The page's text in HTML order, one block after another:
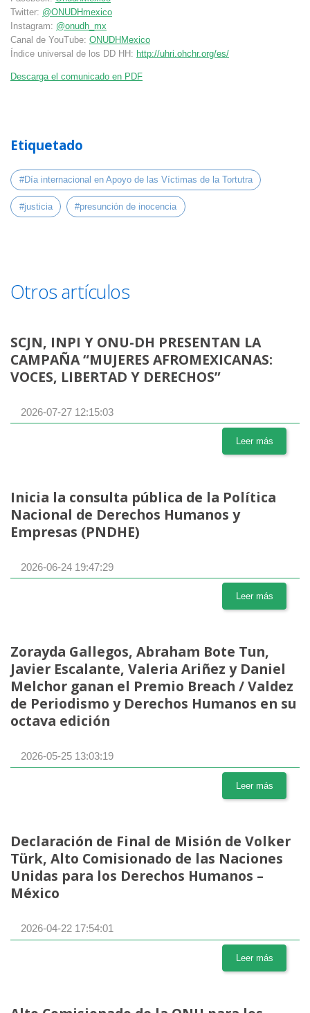
Twitter: @ONUDHmexico
Instagram: @onudh_mx
Canal de YouTube: ONUDHMexico
Índice universal de los DD HH: http://uhri.ohchr.org/es/
Descarga el comunicado en PDF
Etiquetado
#Día internacional en Apoyo de las Víctimas de la Tortutra
#justicia #presunción de inocencia
Otros artículos
SCJN, INPI Y ONU-DH PRESENTAN LA
CAMPAÑA “MUJERES AFROMEXICANAS:
VOCES, LIBERTAD Y DERECHOS”
2026-07-27 12:15:03
Leer más
Inicia la consulta pública de la Política
Nacional de Derechos Humanos y
Empresas (PNDHE)
2026-06-24 19:47:29
Leer más
Zorayda Gallegos, Abraham Bote Tun,
Javier Escalante, Valeria Ariñez y Daniel
Melchor ganan el Premio Breach / Valdez
de Periodismo y Derechos Humanos en su
octava edición
2026-05-25 13:03:19
Leer más
Declaración de Final de Misión de Volker
Türk, Alto Comisionado de las Naciones
Unidas para los Derechos Humanos –
México
2026-04-22 17:54:01
Leer más